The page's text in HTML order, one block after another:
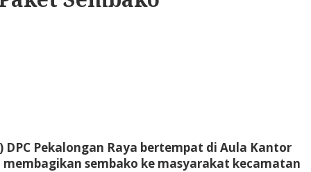
DPC Pekalongan Raya bertempat di Aula Kantor
sembako ke masyarakat kecamatan